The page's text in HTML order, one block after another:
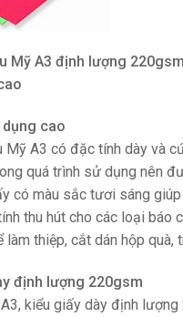
Mỹ A3 định lượng
cao
Mỹ A3 có đặc tính dày và
quá trình sử dụng nên
có màu sắc tươi sáng
thu hút cho các loại báo
làm thiệp, cắt dán hộp quà,
định lượng 220gsm
kiểu giấy dày định